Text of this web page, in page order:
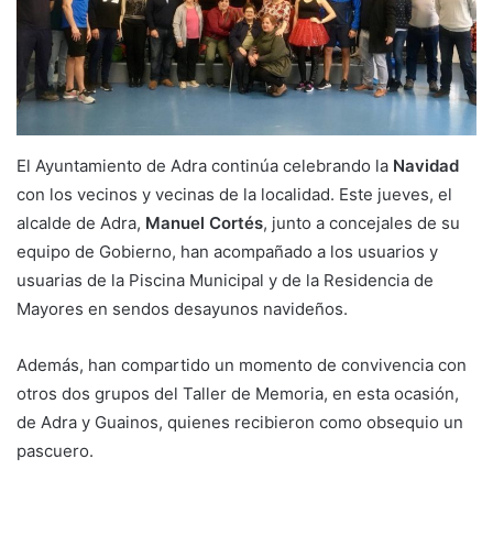
El Ayuntamiento de Adra continúa celebrando la Navidad
con los vecinos y vecinas de la localidad. Este jueves, el
alcalde de Adra, Manuel Cortés, junto a concejales de su
equipo de Gobierno, han acompañado a los usuarios y
usuarias de la Piscina Municipal y de la Residencia de
Mayores en sendos desayunos navideños.
Además, han compartido un momento de convivencia con
otros dos grupos del Taller de Memoria, en esta ocasión,
de Adra y Guainos, quienes recibieron como obsequio un
pascuero.